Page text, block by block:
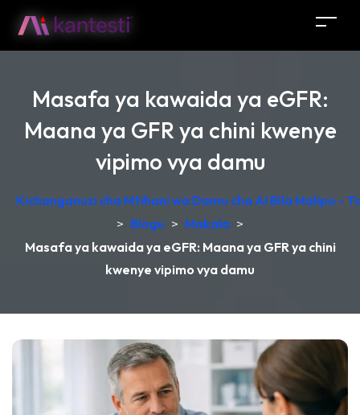
Masafa ya kawaida ya eGFR:
Maana ya GFR ya chini kwenye
vipimo vya damu
Kichanganuzi cha Mtihani wa Damu cha AI Bila Malipo -
> Blogu > Makala >
Masafa ya kawaida ya eGFR: Maana ya GFR ya chini
kwenye vipimo vya damu